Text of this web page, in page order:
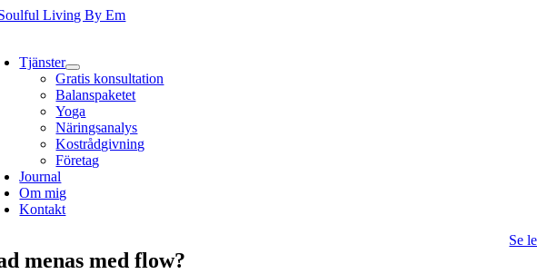
Fortsätt
Tjänster
Gratis konsultation
Balanspaketet
Yoga
Näringsanalys
Kostrådgivning
Företag
Journal
Om mig
Kontakt
Se
menas med flow?